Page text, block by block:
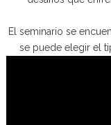
El seminario se
se puede elegir el